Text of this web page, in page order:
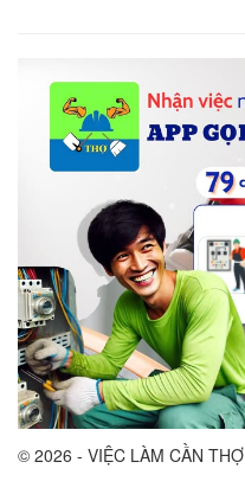
© 2026 - VIỆC LÀM CẦN THỢ